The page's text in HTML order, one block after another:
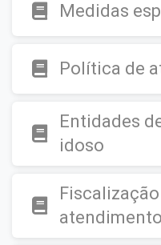
Medidas
Política de
Entidades
idoso
atendimento